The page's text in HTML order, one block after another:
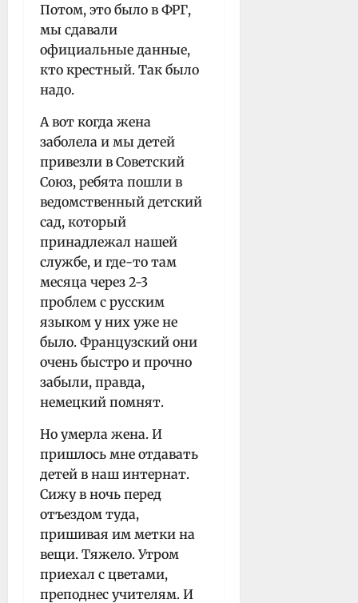
Потом, это было в ФРГ,
мы сдавали
официальные данные,
кто крестный. Так было
надо.
А вот когда жена
заболела и мы детей
привезли в Советский
Союз, ребята пошли в
ведомственный детский
сад, который
принадлежал нашей
службе, и где-то там
месяца через 2-3
проблем с русским
языком у них уже не
было. Французский они
очень быстро и прочно
забыли, правда,
немецкий помнят.
Но умерла жена. И
пришлось мне отдавать
детей в наш интернат.
Сижу в ночь перед
отъездом туда,
пришивая им метки на
вещи. Тяжело. Утром
приехал с цветами,
преподнес учителям. И